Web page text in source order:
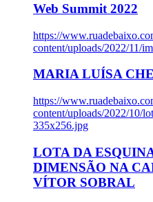
Web Summit 2022
https://
content/uploads/2022/11/
MARIA LUÍSA
https://
content/uploads/2022/10/
335x256.jpg
LOTA DA
DIMENSÃO NA
VÍTOR SOBRAL